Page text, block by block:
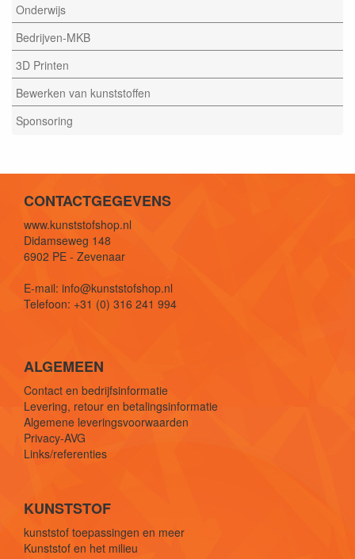
Onderwijs
Bedrijven-MKB
3D Printen
Bewerken van kunststoffen
Sponsoring
CONTACTGEGEVENS
www.kunststofshop.nl
Didamseweg 148
6902 PE - Zevenaar
E-mail: info@kunststofshop.nl
Telefoon: +31 (0) 316 241 994
ALGEMEEN
Contact en bedrijfsinformatie
Levering, retour en betalingsinformatie
Algemene leveringsvoorwaarden
Privacy-AVG
Links/referenties
KUNSTSTOF
kunststof toepassingen en meer
Kunststof en het milieu